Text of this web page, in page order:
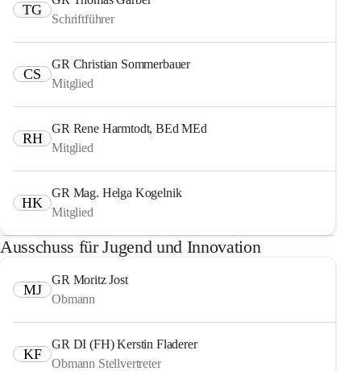
TG
Schriftführer
CS
GR Christian Sommerbauer
Mitglied
RH
GR Rene Harmtodt, BEd MEd
Mitglied
HK
GR Mag. Helga Kogelnik
Mitglied
Ausschuss für Jugend und Innovation
MJ
GR Moritz Jost
Obmann
KF
GR DI (FH) Kerstin Fladerer
Obmann Stellvertreter